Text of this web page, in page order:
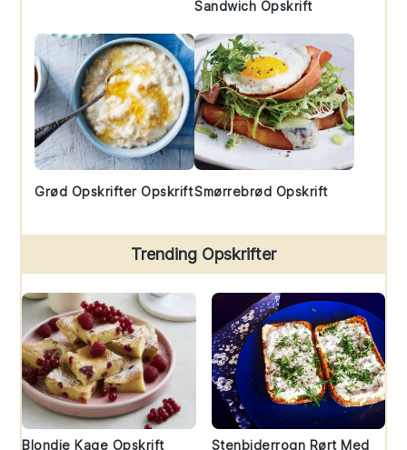
Sandwich Opskrift
Grød Opskrifter OpskriftSmørrebrød Opskrift
Trending Opskrifter
Blondie Kage Opskrift Stenbiderrogn Rørt Med